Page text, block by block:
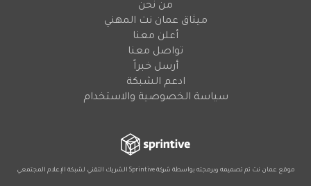
من نحن
ميثاق عمان نت المهني
أعلن معنا
تواصل معنا
أرسل خبراً
ادعم الشبكة
سياسة الخصوصية والاستخدام
موقع عمان نت تم تصميمه وبرمجته بواسطة شركةSprintive الشريك التقني لشبكة الإعلام المجتمعي